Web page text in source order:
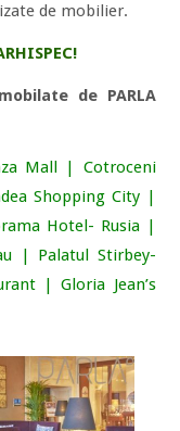
de mobilier.
de PARLA
Mall | Cotroceni
Shopping City |
Hotel- Rusia |
| Palatul Stirbey-
| Gloria Jean’s